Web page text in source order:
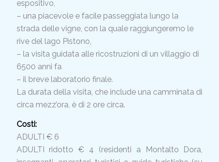
espositivo,
– una piacevole e facile passeggiata lungo la
strada delle vigne, con la quale raggiungeremo le
rive del lago Pistono,
– la visita guidata alle ricostruzioni di un villaggio di
6500 anni fa
– il breve laboratorio finale.
La durata della visita, che include una camminata di
circa mezz’ora, è di 2 ore circa.
Costi:
ADULTI € 6
ADULTI ridotto € 4 (residenti a Montalto Dora,